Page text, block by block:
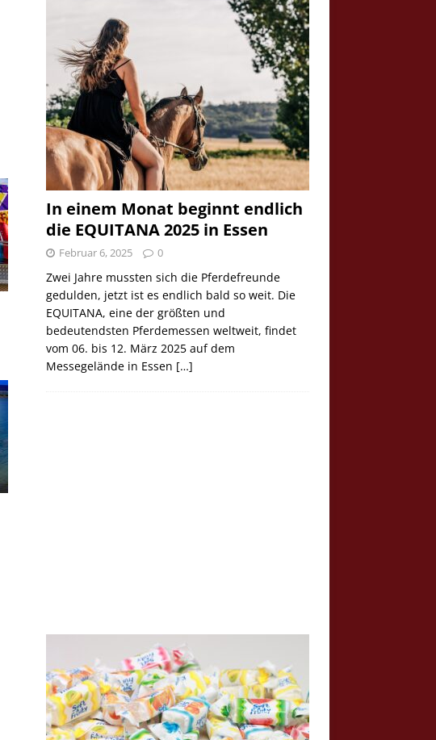
In einem Monat beginnt endlich
die EQUITANA 2025 in Essen
Februar 6, 2025 0
Zwei Jahre mussten sich die Pferdefreunde
gedulden, jetzt ist es endlich bald so weit. Die
EQUITANA, eine der größten und
bedeutendsten Pferdemessen weltweit, findet
vom 06. bis 12. März 2025 auf dem
Messegelände in Essen […]